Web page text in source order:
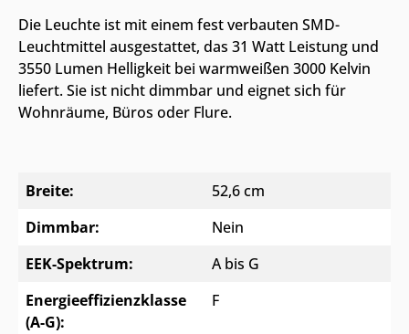
Die Leuchte ist mit einem fest verbauten SMD-
Leuchtmittel ausgestattet, das 31 Watt Leistung und
3550 Lumen Helligkeit bei warmweißen 3000 Kelvin
liefert. Sie ist nicht dimmbar und eignet sich für
Wohnräume, Büros oder Flure.
Breite:
52,6 cm
Dimmbar:
Nein
EEK-Spektrum:
A bis G
Energieeffizienzklasse
(A-G):
F